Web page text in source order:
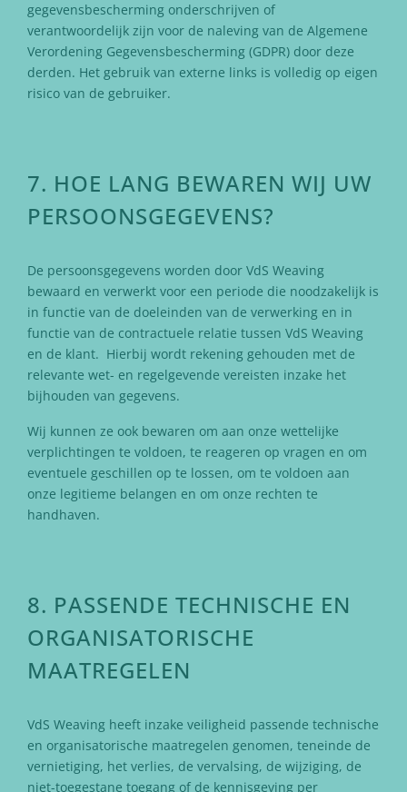
gegevensbescherming onderschrijven of
verantwoordelijk zijn voor de naleving van de Algemene
Verordening Gegevensbescherming (GDPR) door deze
derden. Het gebruik van externe links is volledig op eigen
risico van de gebruiker.
7. HOE LANG BEWAREN WIJ UW
PERSOONSGEGEVENS?
De persoonsgegevens worden door VdS Weaving
bewaard en verwerkt voor een periode die noodzakelijk is
in functie van de doeleinden van de verwerking en in
functie van de contractuele relatie tussen VdS Weaving
en de klant. Hierbij wordt rekening gehouden met de
relevante wet- en regelgevende vereisten inzake het
bijhouden van gegevens.
Wij kunnen ze ook bewaren om aan onze wettelijke
verplichtingen te voldoen, te reageren op vragen en om
eventuele geschillen op te lossen, om te voldoen aan
onze legitieme belangen en om onze rechten te
handhaven.
8. PASSENDE TECHNISCHE EN
ORGANISATORISCHE
MAATREGELEN
VdS Weaving heeft inzake veiligheid passende technische
en organisatorische maatregelen genomen, teneinde de
vernietiging, het verlies, de vervalsing, de wijziging, de
niet-toegestane toegang of de kennisgeving per